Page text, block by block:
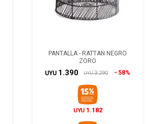
PANTALLA - RATTAN NEGRO
ZORO
UYU 1.390 UYU 3.290 58%
UYU 1.182